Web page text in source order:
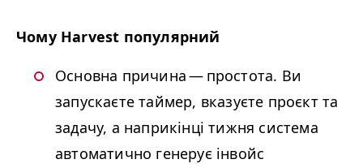
Чому Harvest популярний
Основна причина — простота. Ви
запускаєте таймер, вказуєте проєкт та
задачу, а наприкінці тижня система
автоматично генерує інвойс